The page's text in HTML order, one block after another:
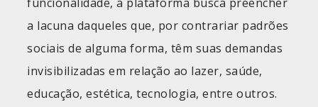
a lacuna daqueles que, por contrariar padrões
sociais de alguma forma, têm suas demandas
invisibilizadas em relação ao lazer, saúde,
educação, estética, tecnologia, entre outros.